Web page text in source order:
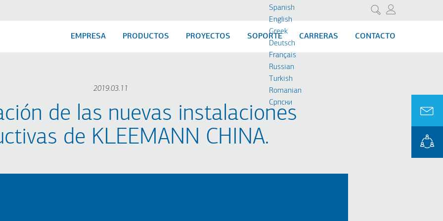
Search
Spanish
English
Greek
Deutsch
Français
Russian
Turkish
Romanian
Cрпски
EMPRESA PRODUCTOS PROYECTOS SOPORTE CARRERAS CONTACTO
2019.03.11
de las nuevas instalaciones
de KLEEMANN CHINA.